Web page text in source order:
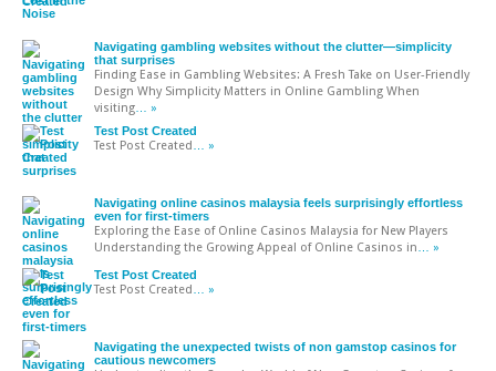
Navigating gambling websites without the clutter—simplicity
that surprises
Finding Ease in Gambling Websites: A Fresh Take on User-Friendly
Design Why Simplicity Matters in Online Gambling When
visiting … »
Test Post Created
Test Post Created … »
Navigating online casinos malaysia feels surprisingly effortless
even for first-timers
Exploring the Ease of Online Casinos Malaysia for New Players
Understanding the Growing Appeal of Online Casinos in … »
Test Post Created
Test Post Created … »
Navigating the unexpected twists of non gamstop casinos for
cautious newcomers